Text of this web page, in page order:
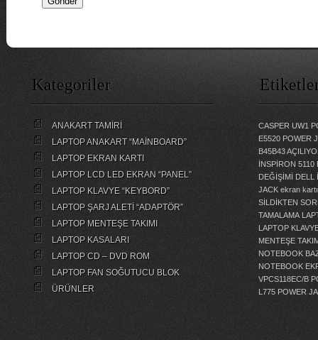
Kategoriler
ANAKART TAMİRİ
LAPTOP ANAKART “MAİNBOARD”
LAPTOP EKRAN KARTI
LAPTOP LCD LED EKRAN “PANEL”
LAPTOP KLAVYE “KEYBORD”
LAPTOP ŞARJ ALETİ “ADAPTÖR”
LAPTOP MENTEŞE TAKIMI
LAPTOP KASALARI
LAPTOP CD – DVD ROM
LAPTOP FAN SOĞUTUCU BLOK
ÜRÜNLER
CASPER UW1
E5520 POWER
B45B43
İNSPİRON
DEĞİŞİMİ
DELL
JACK ekran
SİLDİKTEN
TAMALAMA
LAPTOP
MENTEŞE
NOTEBOOK
NOTEBOOK
VPCS118EC/B
L775 POWER